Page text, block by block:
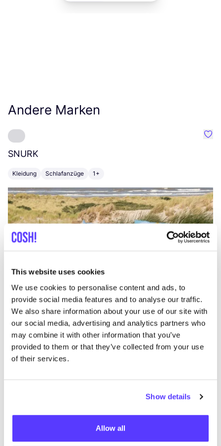
This website uses cookies
We use cookies to personalise content and ads, to
provide social media features and to analyse our traffic.
We also share information about your use of our site with
our social media, advertising and analytics partners who
may combine it with other information that you’ve
provided to them or that they’ve collected from your use
of their services.
Show details
Allow all
Andere Marken
SNURK
Kleidung Schlafanzüge 1+